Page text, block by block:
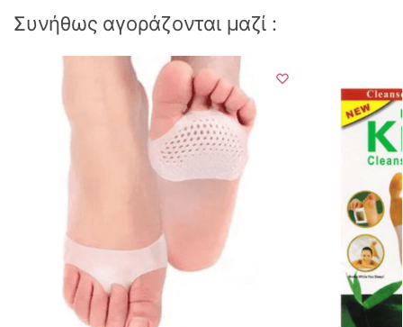
Συνήθως αγοράζονται μαζί :